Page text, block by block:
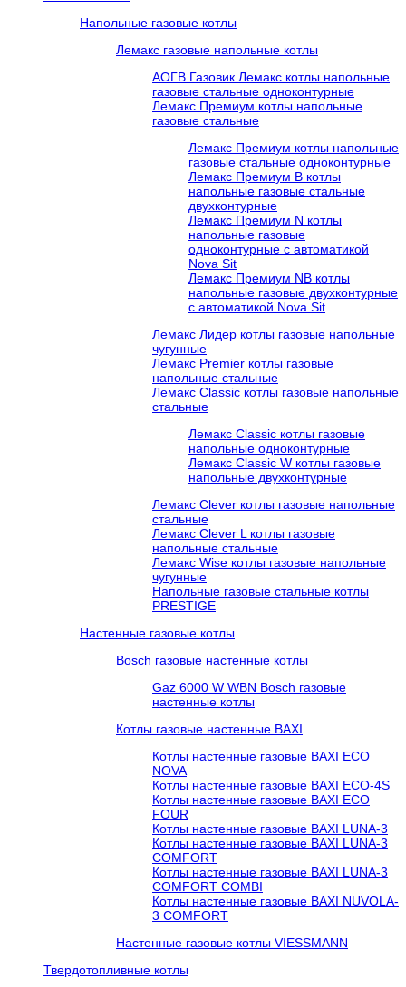
Напольные газовые котлы
Лемакс газовые напольные котлы
АОГВ Газовик Лемакс котлы напольные
газовые стальные одноконтурные
Лемакс Премиум котлы напольные
газовые стальные
Лемакс Премиум котлы напольные
газовые стальные одноконтурные
Лемакс Премиум B котлы
напольные газовые стальные
двухконтурные
Лемакс Премиум N котлы
напольные газовые
одноконтурные c автоматикой
Nova Sit
Лемакс Премиум NB котлы
напольные газовые двухконтурные
c автоматикой Nova Sit
Лемакс Лидер котлы газовые напольные
чугунные
Лемакс Premier котлы газовые
напольные стальные
Лемакс Classic котлы газовые напольные
стальные
Лемакс Classic котлы газовые
напольные одноконтурные
Лемакс Classic W котлы газовые
напольные двухконтурные
Лемакс Clever котлы газовые напольные
стальные
Лемакс Clever L котлы газовые
напольные стальные
Лемакс Wise котлы газовые напольные
чугунные
Напольные газовые стальные котлы
PRESTIGE
Настенные газовые котлы
Bosch газовые настенные котлы
Gaz 6000 W WBN Bosch газовые
настенные котлы
Котлы газовые настенные BAXI
Котлы настенные газовые BAXI ECO
NOVA
Котлы настенные газовые BAXI ECO-4S
Котлы настенные газовые BAXI ECO
FOUR
Котлы настенные газовые BAXI LUNA-3
Котлы настенные газовые BAXI LUNA-3
COMFORT
Котлы настенные газовые BAXI LUNA-3
COMFORT COMBI
Котлы настенные газовые BAXI NUVOLA-
3 COMFORT
Настенные газовые котлы VIESSMANN
Твердотопливные котлы